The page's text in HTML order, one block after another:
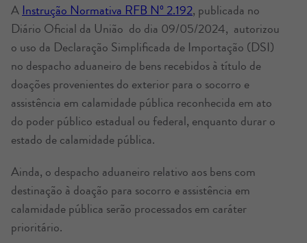
A Instrução Normativa RFB Nº 2.192, publicada no
Diário Oficial da União do dia 09/05/2024, autorizou
o uso da Declaração Simplificada de Importação (DSI)
no despacho aduaneiro de bens recebidos à título de
doações provenientes do exterior para o socorro e
assistência em calamidade pública reconhecida em ato
do poder público estadual ou federal, enquanto durar o
estado de calamidade pública.
Ainda, o despacho aduaneiro relativo aos bens com
destinação à doação para socorro e assistência em
calamidade pública serão processados em caráter
prioritário.